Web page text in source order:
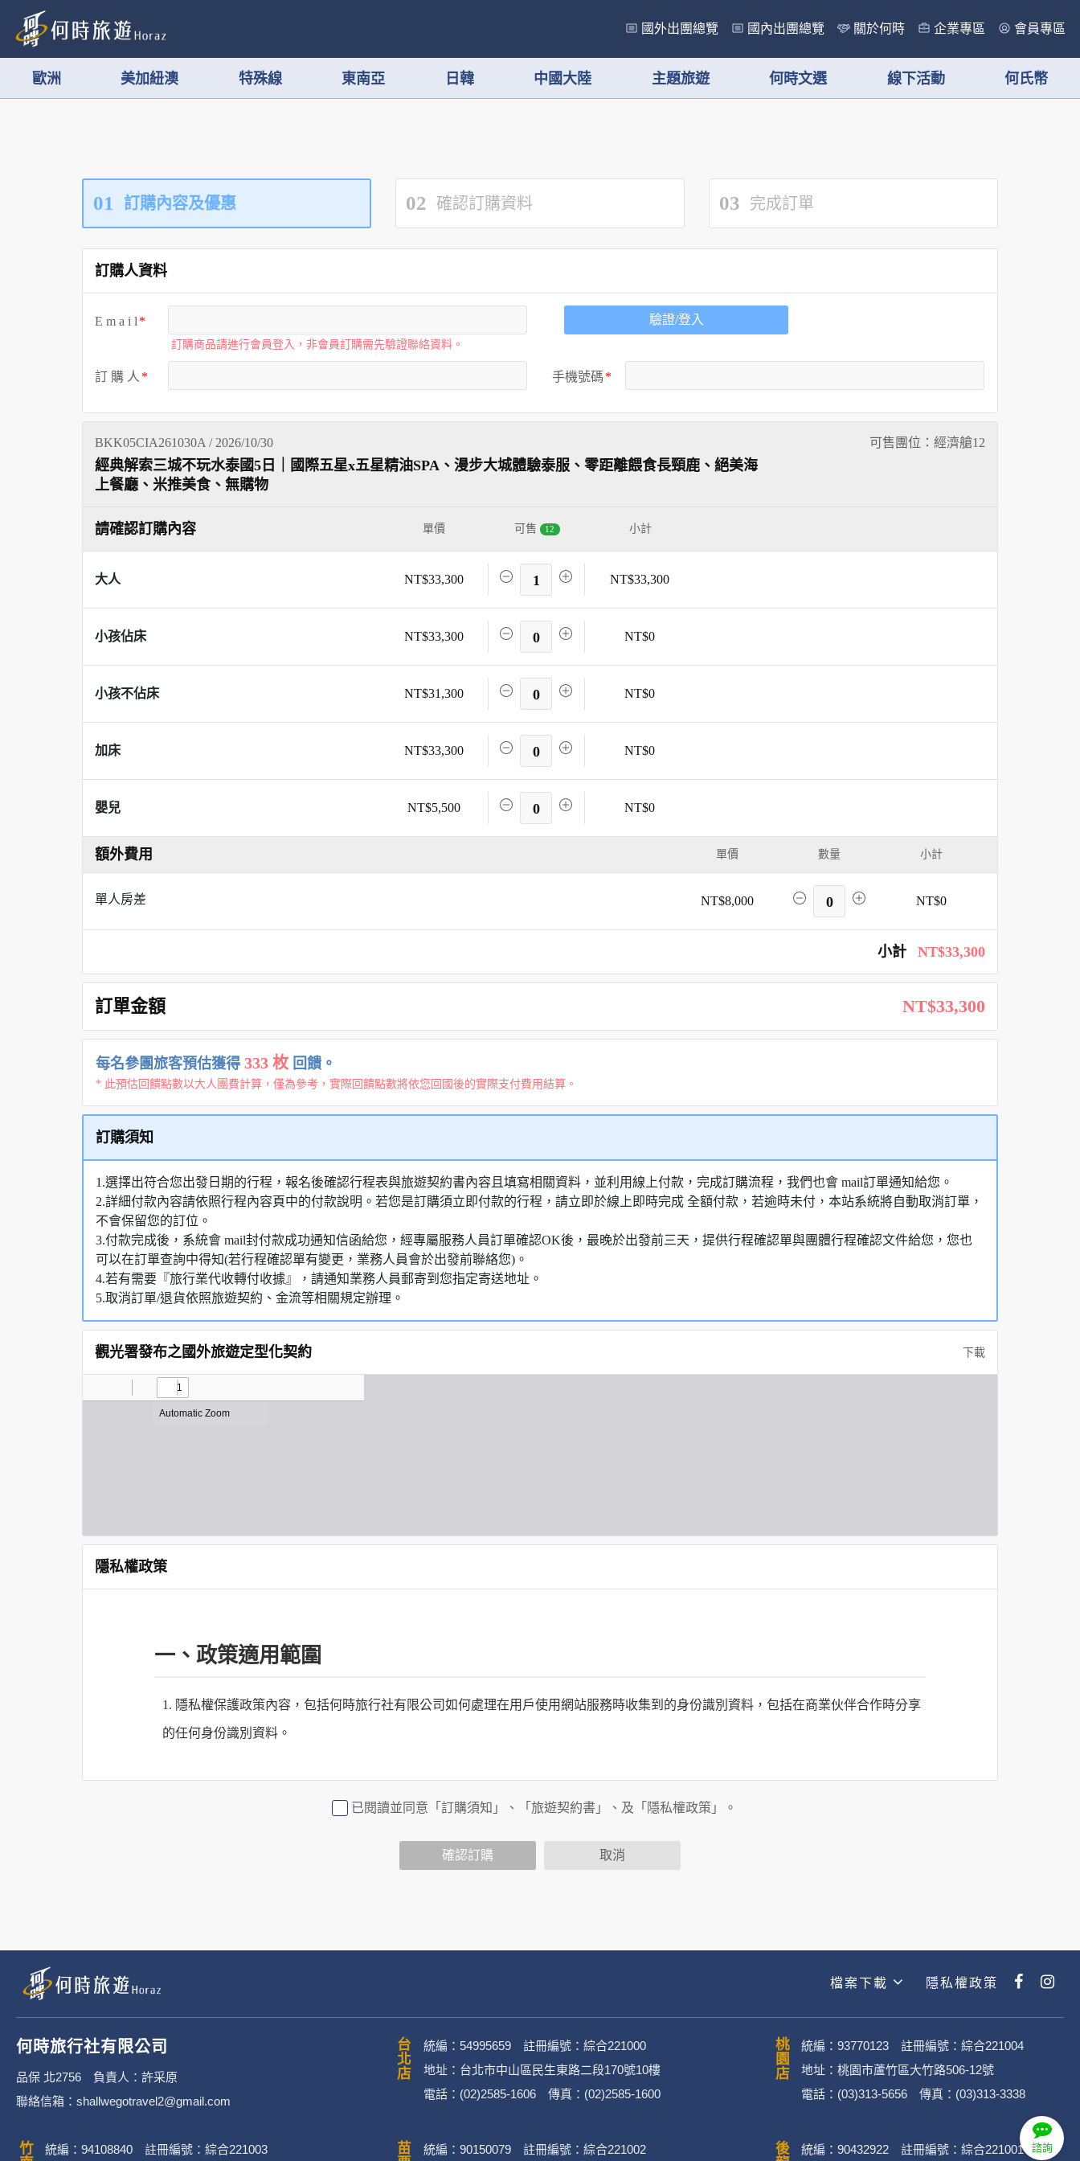
國外出團總覽 國內出團總覽 關於何時 企業專區 會員專區
歐洲 美加紐澳 特殊線 東南亞 日韓 中國大陸 主題旅遊 何時文選 線下活動 何氏幣
01 訂購內容及優惠 02 確認訂購資料 03 完成訂單
訂購人資料
E m a i l
訂購商品請進行會員登入，非會員訂購需先驗證聯絡資料。
驗證/登入
訂 購 人 手機號碼
BKK05CIA261030A / 2026/10/30 可售團位：經濟艙12
經典解索三城不玩水泰國5日｜國際五星x五星精油SPA、漫步大城體驗泰服、零距離餵食長頸鹿、絕美海
上餐廳、米推美食、無購物
請確認訂購內容 單價 可售 12 小計
大人 NT$33,300 1 NT$33,300
小孩佔床 NT$33,300 0 NT$0
小孩不佔床 NT$31,300 0 NT$0
加床 NT$33,300 0 NT$0
嬰兒 NT$5,500 0 NT$0
額外費用 單價 數量 小計
單人房差 NT$8,000 0 NT$0
小計 NT$33,300
訂單金額 NT$33,300
每名參團旅客預估獲得 333 枚 回饋。
* 此預估回饋點數以大人團費計算，僅為參考，實際回饋點數將依您回國後的實際支付費用結算。
訂購須知
1.選擇出符合您出發日期的行程，報名後確認行程表與旅遊契約書內容且填寫相關資料，並利用線上付款，完成訂購流程，我們也會 mail訂單通知給您。
2.詳細付款內容請依照行程內容頁中的付款說明。若您是訂購須立即付款的行程，請立即於線上即時完成 全額付款，若逾時未付，本站系統將自動取消訂單，
不會保留您的訂位。
3.付款完成後，系統會 mail封付款成功通知信函給您，經專屬服務人員訂單確認OK後，最晚於出發前三天，提供行程確認單與團體行程確認文件給您，您也
可以在訂單查詢中得知(若行程確認單有變更，業務人員會於出發前聯絡您)。
4.若有需要『旅行業代收轉付收據』，請通知業務人員郵寄到您指定寄送地址。
5.取消訂單/退貨依照旅遊契約、金流等相關規定辦理。
觀光署發布之國外旅遊定型化契約 下載
隱私權政策
一、政策適用範圍
1. 隱私權保護政策內容，包括何時旅行社有限公司如何處理在用戶使用網站服務時收集到的身份識別資料，包括在商業伙伴合作時分享
的任何身份識別資料。
行社有限公司旗下網站上的廣告廠商連結，這些置放連結的廠商也可能蒐集您個人的資料。對於您主動提供的個人資訊，這些廣告廠商
3. 您個人在何時旅行社有限公司旗下網站上的聊天室或討論區中任意公開個人資料的行為，在非經加密的保護下，不適用於何時旅行社
二、個資蒐集處理利用
2. 蒐集目的：提供本公司相關服務、行銷、客戶管理、會員管理及其他與第三人合作之行銷推廣活動。
3. 個人資料類別：
辨識個人者(包含但不限於中英文姓名、地址、聯絡電話、電子郵件信箱、通訊軟帳號、社群．媒體帳號、網路平台申請之帳號及
已閱讀並同意「訂購須知」、「旅遊契約書」、及「隱私權政策」。
確認訂購 取消
諮詢
檔案下載 隱私權政策
何時旅行社有限公司
品保 北2756 負責人：許采原
聯絡信箱：shallwegotravel2@gmail.com
台北店
統編：54995659 註冊編號：綜合221000
地址：台北市中山區民生東路二段170號10樓
電話：(02)2585-1606 傳真：(02)2585-1600
桃園店
統編：93770123 註冊編號：綜合221004
地址：桃園市蘆竹區大竹路506-12號
電話：(03)313-5656 傳真：(03)313-3338
統編：94108840 註冊編號：綜合221003 統編：90150079 註冊編號：綜合221002 統編：90432922 註冊編號：綜合221001